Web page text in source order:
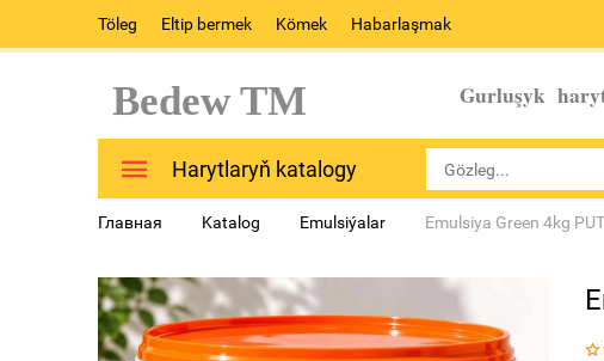
Töleg Eltip bermek Kömek Habarlaşmak
Bedew TM Gurluşyk
Harytlaryň katalogy
Главная Katalog Emulsiýalar Emulsiya Green 4kg